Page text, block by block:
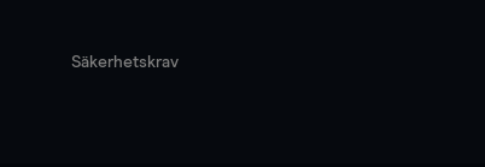
Säkerhetskrav